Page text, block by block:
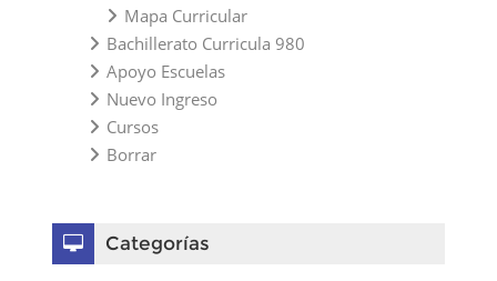
Mapa Curricular
Bachillerato Curricula 980
Apoyo Escuelas
Nuevo Ingreso
Cursos
Borrar
Categorías